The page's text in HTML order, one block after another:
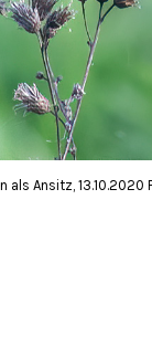
Ansitz, 13.10.2020